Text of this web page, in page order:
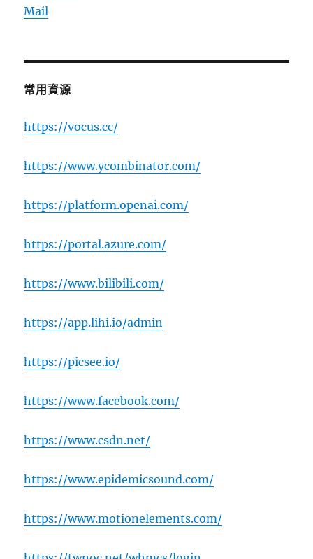
Mail
常用資源
https://vocus.cc/
https://www.ycombinator.com/
https://platform.openai.com/
https://portal.azure.com/
https://www.bilibili.com/
https://app.lihi.io/admin
https://picsee.io/
https://www.facebook.com/
https://www.csdn.net/
https://www.epidemicsound.com/
https://www.motionelements.com/